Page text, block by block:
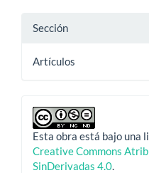
Sección
Artículos
Esta obra está bajo una
Creative Commons
SinDerivadas 4.0.